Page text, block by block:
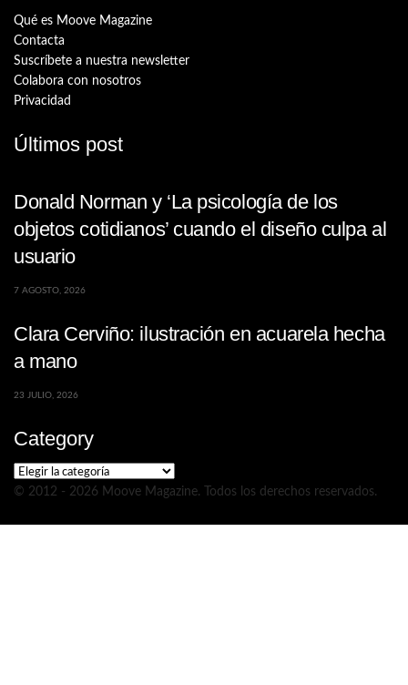
Qué es Moove Magazine
Contacta
Suscríbete a nuestra newsletter
Colabora con nosotros
Privacidad
Últimos post
Donald Norman y ‘La psicología de los
objetos cotidianos’ cuando el diseño culpa al
usuario
7 AGOSTO, 2026
Clara Cerviño: ilustración en acuarela hecha
a mano
23 JULIO, 2026
Category
Category
© 2012 - 2026 Moove Magazine. Todos los derechos reservados.